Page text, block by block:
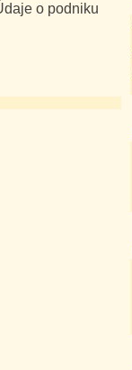
o podniku